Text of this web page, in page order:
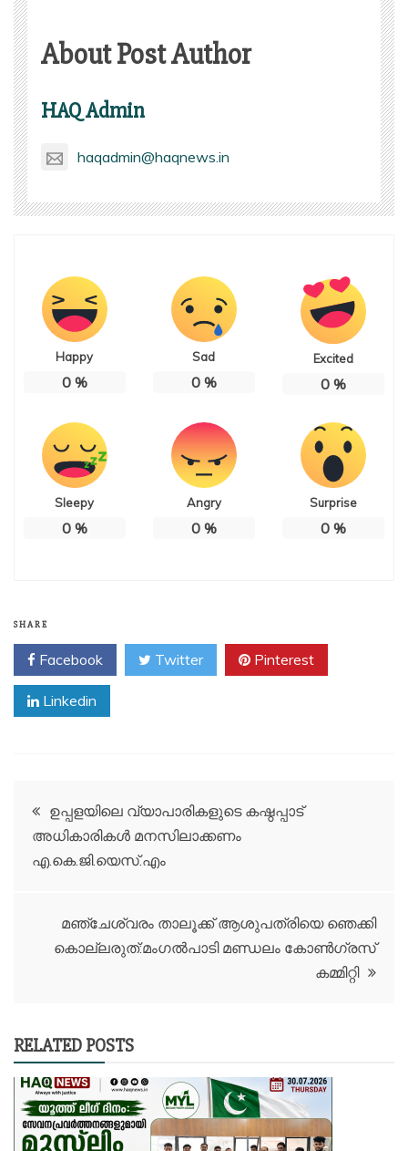
About Post Author
HAQ Admin
haqadmin@haqnews.in
Happy
0%
Sad
0%
Excited
0%
Sleepy
0%
Angry
0%
Surprise
0%
SHARE
Facebook Twitter Pinterest
Linkedin
Post
navigation
ഉപ്പളയിലെ വ്യാപാരികളുടെ കഷ്ഠപ്പാട്
അധികാരികൾ മനസിലാക്കണം
എ.കെ.ജി.യെസ്.എം
മഞ്ചേശ്വരം താലൂക്ക് ആശുപത്രിയെ ഞെക്കി
കൊല്ലരുത്:മംഗൽപാടി മണ്ഡലം കോൺഗ്രസ്‌
കമ്മിറ്റി
RELATED POSTS